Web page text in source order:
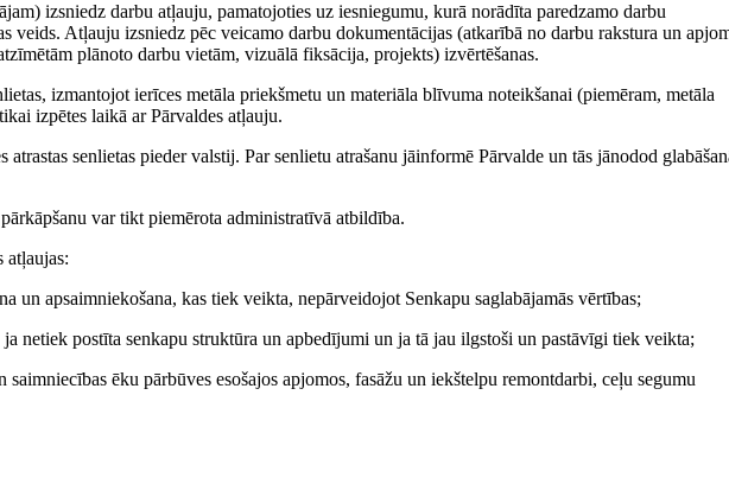
izsniedz darbu atļauju, pamatojoties uz iesniegumu, kurā norādīta paredzamo darbu
veids. Atļauju izsniedz pēc veicamo darbu dokumentācijas (atkarībā no darbu rakstura un
plānoto darbu vietām, vizuālā fiksācija, projekts) izvērtēšanas.
izmantojot ierīces metāla priekšmetu un materiāla blīvuma noteikšanai (piemēram, metāla
izpētes laikā ar Pārvaldes atļauju.
senlietas pieder valstij. Par senlietu atrašanu jāinformē Pārvalde un tās jānodod
var tikt piemērota administratīvā atbildība.
atļaujas:
un apsaimniekošana, kas tiek veikta, nepārveidojot Senkapu saglabājamās vērtības;
netiek postīta senkapu struktūra un apbedījumi un ja tā jau ilgstoši un pastāvīgi tiek veikta;
ēku pārbūves esošajos apjomos, fasāžu un iekštelpu remontdarbi, ceļu segumu